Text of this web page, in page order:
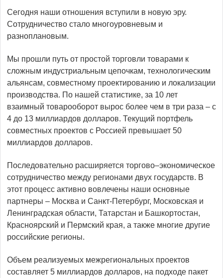
Сегодня наши отношения вступили в новую эру.
Сотрудничество стало многоуровневым и
разноплановым.
Мы прошли путь от простой торговли товарами к
сложным индустриальным цепочкам, технологическим
альянсам, совместному проектированию и локализации
производства. По нашей статистике, за 10 лет
взаимный товарооборот вырос более чем в три раза – с
4 до 13 миллиардов долларов. Текущий портфель
совместных проектов с Россией превышает 50
миллиардов долларов.
Последовательно расширяется торгово–экономическое
сотрудничество между регионами двух государств. В
этот процесс активно вовлечены наши основные
партнеры – Москва и Санкт-Петербург, Московская и
Ленинградская области, Татарстан и Башкортостан,
Красноярский и Пермский края, а также многие другие
российские регионы.
Объем реализуемых межрегиональных проектов
составляет 5 миллиардов долларов, на подходе пакет